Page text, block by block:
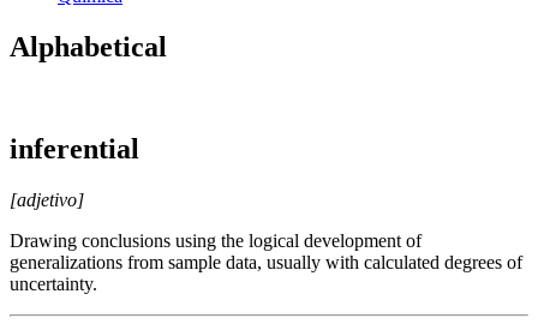
Alphabetical
inferential
[adjetivo]
Drawing conclusions using the logical development of
generalizations from sample data, usually with calculated degrees of
uncertainty.